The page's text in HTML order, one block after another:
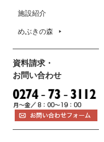
施設紹介
めぶきの森
資料請求・
お問い合わせ